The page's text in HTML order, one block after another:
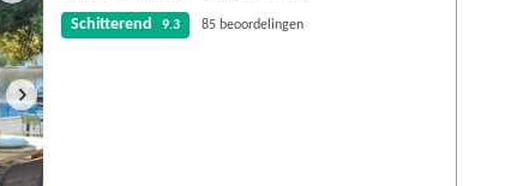
Schitterend
9.3 85 beoordelingen